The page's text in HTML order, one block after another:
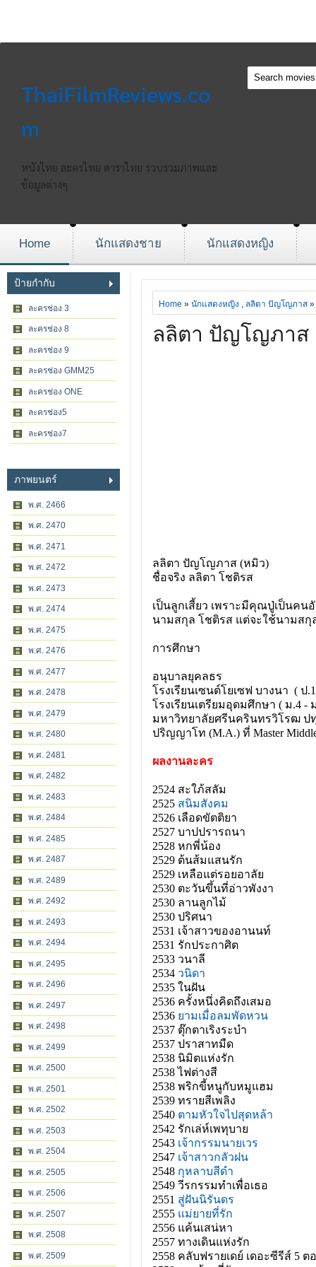
ThaiFilmReviews.co
m
หนังไทย ละครไทย ดาราไทย รวบรวมภาพและ
ข้อมูลต่างๆ
Home นักแสดงชาย นักแสดงหญิง
ป้ายกำกับ
ละครช่อง 3
ละครช่อง 8
ละครช่อง 9
ละครช่อง GMM25
ละครช่อง ONE
ละครช่อง5
ละครช่อง7
ภาพยนตร์
พ.ศ. 2466
พ.ศ. 2470
พ.ศ. 2471
พ.ศ. 2472
พ.ศ. 2473
พ.ศ. 2474
พ.ศ. 2475
พ.ศ. 2476
พ.ศ. 2477
พ.ศ. 2478
พ.ศ. 2479
พ.ศ. 2480
พ.ศ. 2481
พ.ศ. 2482
พ.ศ. 2483
พ.ศ. 2484
พ.ศ. 2485
พ.ศ. 2487
พ.ศ. 2489
พ.ศ. 2492
พ.ศ. 2493
พ.ศ. 2494
พ.ศ. 2495
พ.ศ. 2496
พ.ศ. 2497
พ.ศ. 2498
พ.ศ. 2499
พ.ศ. 2500
พ.ศ. 2501
พ.ศ. 2502
พ.ศ. 2503
พ.ศ. 2504
พ.ศ. 2505
พ.ศ. 2506
พ.ศ. 2507
พ.ศ. 2508
พ.ศ. 2509
Home » นักแสดงหญิง , ลลิตา ปัญโญภาส
ลลิตา ปัญโญภาส
ลลิตา ปัญโญภาส (หมิว)
ชื่อจริง ลลิตา โชติรส
เป็นลูกเสี้ยว เพราะมีคุณปู่เป็นค
นามสกุล โชติรส แต่จะใช้นามส
การศึกษา
อนุบาลยุคลธร
โรงเรียนเซนต์โยเซฟ บางนา ( ป
โรงเรียนเตรียมอุดมศึกษา ( ม.4 -
มหาวิทยาลัยศรีนครินทรวิโรฒ ป
ปริญญาโท (M.A.) ที่ Master
ผลงานละคร
2524 สะใภ้สลัม
2525 สนิมสังคม
2526 เลือดขัตติยา
2527 บาปปรารถนา
2528 หกพี่น้อง
2529 ต้นส้มแสนรัก
2529 เหลือแต่รอยอาลัย
2530 ตะวันขึ้นที่อ่าวพังงา
2530 ลานลูกไม้
2530 ปริศนา
2531 เจ้าสาวของอานนท์
2531 รักประกาศิต
2533 วนาลี
2534 วนิดา
2535 ในฝัน
2536 ครั้งหนึ่งคิดถึงเสมอ
2536 ยามเมื่อลมพัดหวน
2537 ตุ๊กตาเริงระบำ
2537 ปราสาทมืด
2538 นิมิตแห่งรัก
2538 ไฟต่างสี
2538 พริกขี้หนูกับหมูแฮม
2539 ทรายสีเพลิง
2540 ตามหัวใจไปสุดหล้า
2542 รักเล่ห์เพทุบาย
2543 เจ้ากรรมนายเวร
2547 เจ้าสาวกลัวฝน
2548 กุหลาบสีดำ
2549 วีรกรรมทำเพื่อเธอ
2551 สู่ฝันนิรันดร
2555 แม่ยายที่รัก
2556 แค้นเสน่หา
2557 ทางเดินแห่งรัก
2558 คลับฟรายเดย์ เดอะซีรีส์ 5